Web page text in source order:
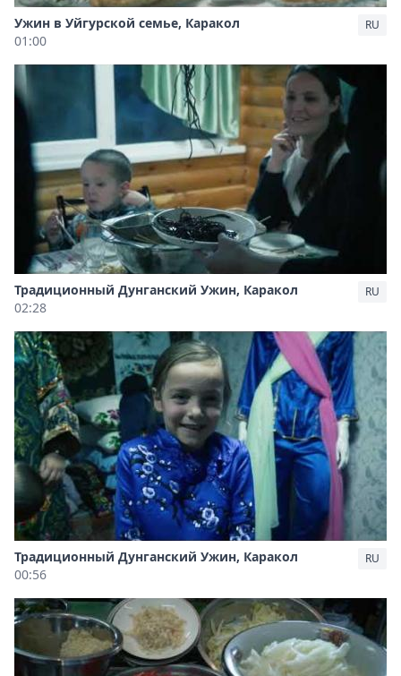
Ужин в Уйгурской семье, Каракол
01:00
RU
Традиционный Дунганский Ужин, Каракол
02:28
RU
Традиционный Дунганский Ужин, Каракол
00:56
RU